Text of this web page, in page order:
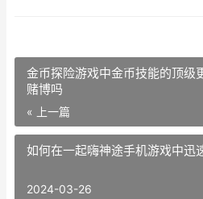
金币探险游戏中金币技能的顶级
赌博吗
« 上一篇
如何在一起嗨神途手机游戏中迅
2024-03-26